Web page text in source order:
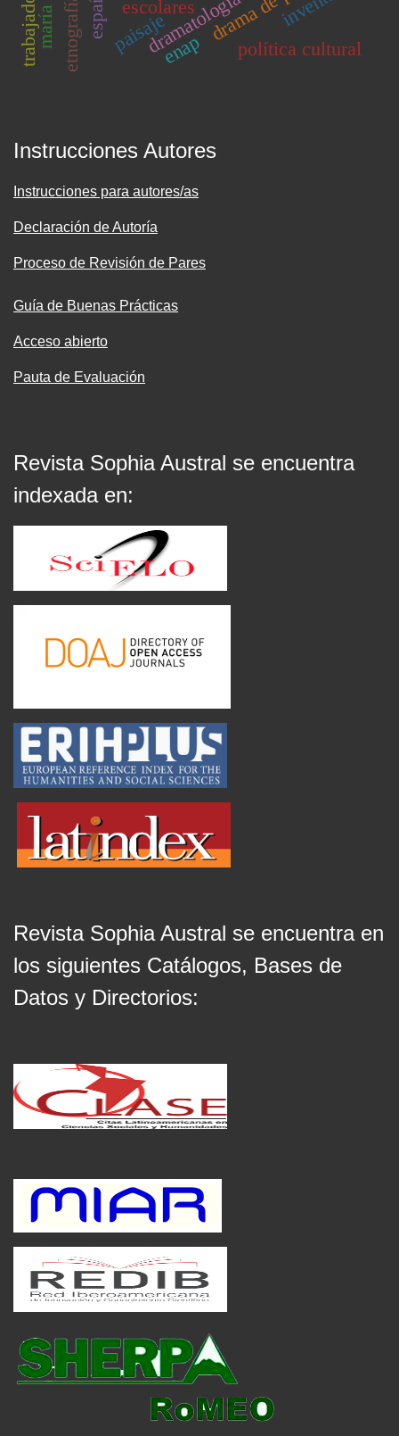
escolares
dramatologíapolítica cultural
españa
etnografía paisajeenap
Instrucciones Autores
Instrucciones para autores/as
Declaración de Autoría
Proceso de Revisión de Pares
Guía de Buenas Prácticas
Acceso abierto
Pauta de Evaluación
Revista Sophia Austral se encuentra
indexada en:
Revista Sophia Austral se encuentra en
los siguientes Catálogos, Bases de
Datos y Directorios: